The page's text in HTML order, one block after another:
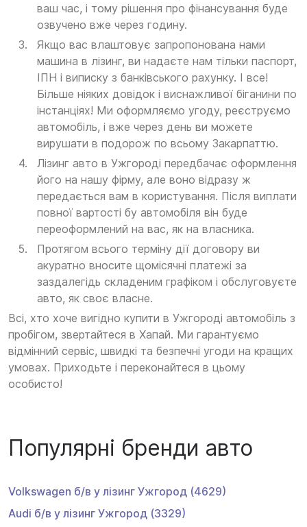
ваш час, і тому рішення про фінансування буде
озвучено вже через годину.
Якщо вас влаштовує запропонована нами
машина в лізинг, ви надаєте нам тільки паспорт,
ІПН і виписку з банківського рахунку. І все!
Більше ніяких довідок і виснажливої біганини по
інстанціях! Ми оформляємо угоду, реєструємо
автомобіль, і вже через день ви можете
вирушати в подорож по всьому Закарпаттю.
Лізинг авто в Ужгороді передбачає оформлення
його на нашу фірму, але воно відразу ж
передається вам в користування. Після виплати
повної вартості бу автомобіля він буде
переоформлений на вас, як на власника.
Протягом всього терміну дії договору ви
акуратно вносите щомісячні платежі за
заздалегідь складеним графіком і обслуговуєте
авто, як своє власне.
Всі, хто хоче вигідно купити в Ужгороді автомобіль з
пробігом, звертайтеся в Хапай. Ми гарантуємо
відмінний сервіс, швидкі та безпечні угоди на кращих
умовах. Приходьте і переконайтеся в цьому
особисто!
Популярні бренди авто
Volkswagen б/в у лізинг Ужгород (4629)
Audi б/в у лізинг Ужгород (3329)